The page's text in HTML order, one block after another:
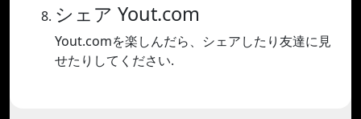
シェア Yout.com
Yout.comを楽しんだら、シェアしたり友達に見
せたりしてください.